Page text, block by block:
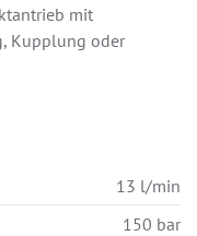
mit
Kupplung oder
13 l/min
150 bar